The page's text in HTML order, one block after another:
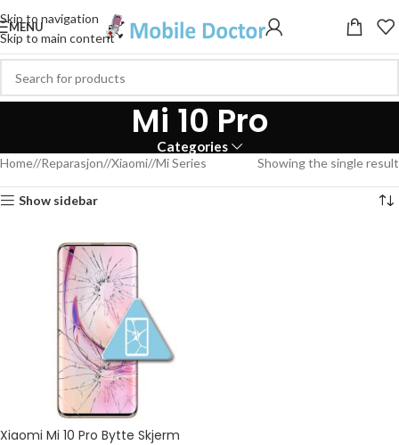
Skip to navigation
Skip to main content
MENU
Mi 10 Pro
Categories
Home/ Reparasjon/ Xiaomi/ Mi Series Showing the single result
Show sidebar
Xiaomi Mi 10 Pro Bytte Skjerm